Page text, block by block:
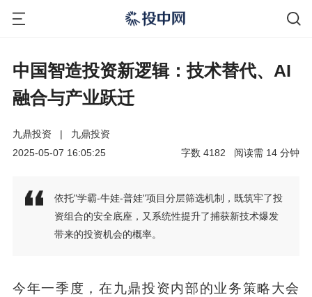
中国智造投资新逻辑：技术替代、AI
融合与产业跃迁
九鼎投资 |
九鼎投资
2025-05-07 16:05:25
分钟
14
阅读需
4182
字数
依托"学霸-牛娃-普娃"项目分层筛选机制，既筑牢了投
资组合的安全底座，又系统性提升了捕获新技术爆发
带来的投资机会的概率。
今年一季度，在九鼎投资内部的业务策略大会